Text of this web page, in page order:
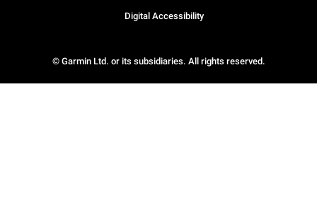
© Garmin Ltd. or its subsidiaries. All rights reserved.
Digital Accessibility